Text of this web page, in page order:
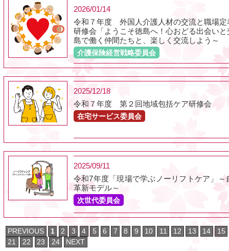
2026/01/14
令和７年度 外国人介護人材の交流と職場定
研修会「ようこそ徳島へ！心おどる出会い
島で働く仲間たちと、楽しく交流しよう～
介護保険経営戦略委員会
2025/12/18
令和７年度 第２回地域包括ケア研修会
在宅サービス委員会
2025/09/11
令和7年度「現場で学ぶノーリフトケア」～
革新モデル～
次世代委員会
PREVIOUS 1 2 3 4 5 6 7 8 9 10 11 12 13 14
15
21
22 23 24 NEXT